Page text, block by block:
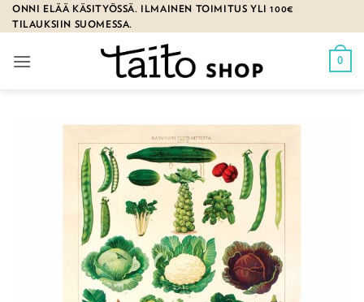
Skip
to
ONNI ELÄÄ KÄSITYÖSSÄ. ILMAINEN TOIMITUS YLI 100€
TILAUKSIIN SUOMESSA.
0